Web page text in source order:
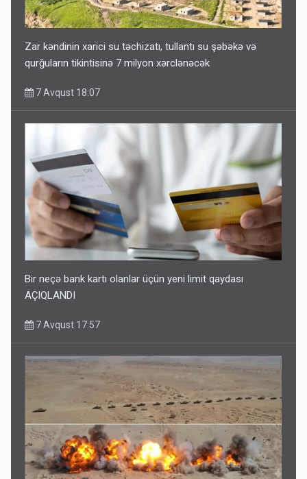
Zar kəndinin xarici su təchizatı, tullantı su şəbəkə və
qurğuların tikintisinə 7 milyon xərclənəcək
7 Avqust 18:07
Bir neçə bank kartı olanlar üçün yeni limit qaydası
AÇIQLANDI
7 Avqust 17:57